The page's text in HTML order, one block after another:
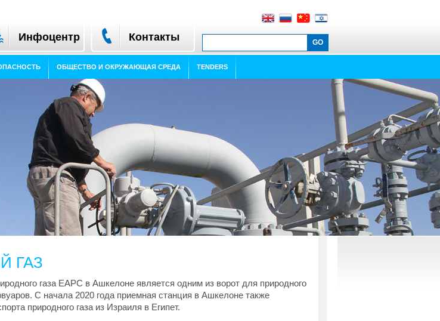
Инфоцентр Контакты
ОБЩЕСТВО И ОКРУЖАЮЩАЯ СРЕДА TENDERS
ГАЗ
газа EAPC в Ашкелоне является одним из ворот для природного
С начала 2020 года приемная станция в Ашкелоне также
природного газа из Израиля в Египет.